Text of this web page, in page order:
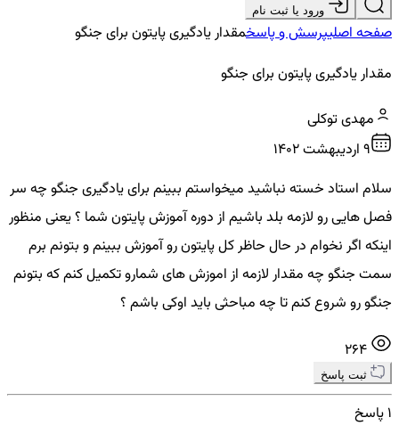
ورود یا ثبت نام
صفحه اصلیپرسش و پاسخمقدار یادگیری پایتون برای جنگو
مقدار یادگیری پایتون برای جنگو
مهدی توکلی
9 ارديبهشت ۱۴۰۲
سلام استاد خسته نباشید میخواستم ببینم برای یادگیری جنگو چه سر
فصل هایی رو لازمه بلد باشیم از دوره آموزش پایتون شما ؟ یعنی منظور
اینکه اگر نخوام در حال حاظر کل پایتون رو آموزش ببینم و بتونم برم
سمت جنگو چه مقدار لازمه از اموزش های شمارو تکمیل کنم که بتونم
جنگو رو شروع کنم تا چه مباحثی باید اوکی باشم ؟
ثبت پاسخ
1 پاسخ